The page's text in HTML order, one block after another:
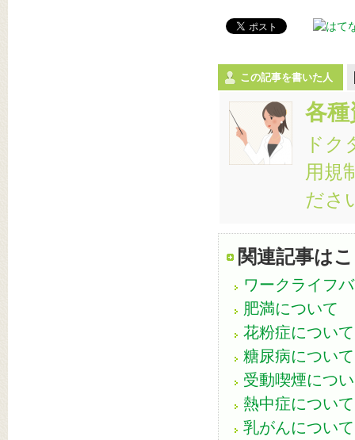
この記事を書いた人
各種
ドク
用規
ださ
関連記事は
ワークライフ
肥満について
花粉症について
糖尿病について
受動喫煙につ
熱中症について
乳がんについて